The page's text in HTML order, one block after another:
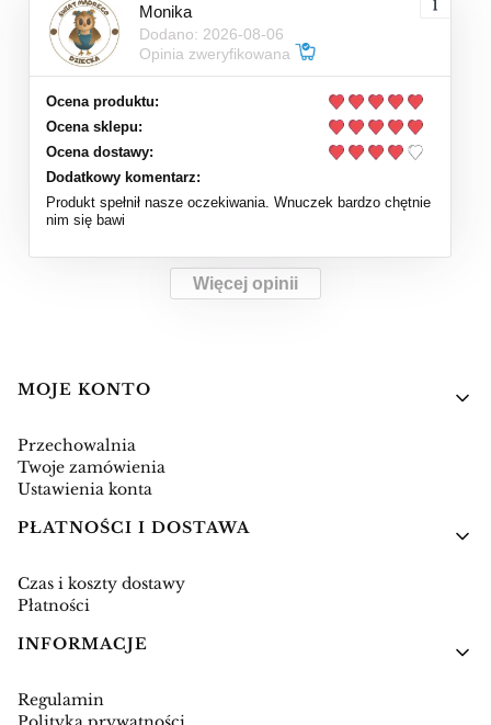
Monika
Dodano: 2026-08-06
Opinia zweryfikowana
Ocena produktu:
Ocena sklepu:
Ocena dostawy:
Dodatkowy komentarz:
Produkt spełnił nasze oczekiwania. Wnuczek bardzo chętnie
nim się bawi
Więcej opinii
Linki w stopce
MOJE KONTO
Przechowalnia
Twoje zamówienia
Ustawienia konta
PŁATNOŚCI I DOSTAWA
Czas i koszty dostawy
Płatności
INFORMACJE
Regulamin